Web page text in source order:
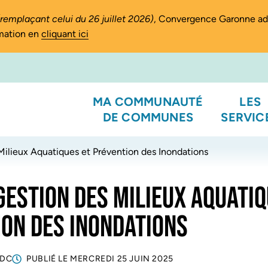
celui du 26 juillet 2026), Convergence Garonne
en cliquant ici
MA COMMUNAUTÉ
DE COMMUNES
LES
Aquatiques et Prévention des Inondations
DES MILIEUX
DES INONDATIONS
PUBLIÉ LE MERCREDI 25 JUIN 2025